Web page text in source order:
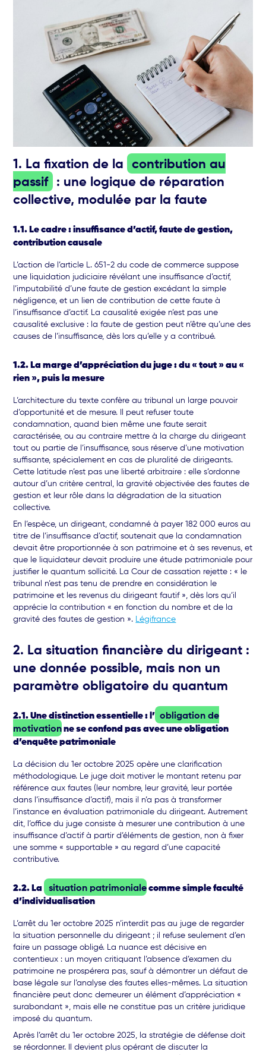
1. La fixation de la
contribution au
passif
: une logique de réparation
collective, modulée par la faute
1.1. Le cadre : insuffisance d’actif, faute de gestion,
contribution causale
L’action de l’article L. 651-2 du code de commerce suppose
une liquidation judiciaire révélant une insuffisance d’actif,
l’imputabilité d’une faute de gestion excédant la simple
négligence, et un lien de contribution de cette faute à
l’insuffisance d’actif. La causalité exigée n’est pas une
causalité exclusive : la faute de gestion peut n’être qu’une des
causes de l’insuffisance, dès lors qu’elle y a contribué.
1.2. La marge d’appréciation du juge : du « tout » au «
rien », puis la mesure
L’architecture du texte confère au tribunal un large pouvoir
d’opportunité et de mesure. Il peut refuser toute
condamnation, quand bien même une faute serait
caractérisée, ou au contraire mettre à la charge du dirigeant
tout ou partie de l’insuffisance, sous réserve d’une motivation
suffisante, spécialement en cas de pluralité de dirigeants.
Cette latitude n’est pas une liberté arbitraire : elle s’ordonne
autour d’un critère central, la gravité objectivée des fautes de
gestion et leur rôle dans la dégradation de la situation
collective.
En l’espèce, un dirigeant, condamné à payer 182 000 euros au
titre de l’insuffisance d’actif, soutenait que la condamnation
devait être proportionnée à son patrimoine et à ses revenus, et
que le liquidateur devait produire une étude patrimoniale pour
justifier le quantum sollicité. La Cour de cassation rejette : « le
tribunal n’est pas tenu de prendre en considération le
patrimoine et les revenus du dirigeant fautif », dès lors qu’il
apprécie la contribution « en fonction du nombre et de la
gravité des fautes de gestion ».
Légifrance
2. La situation financière du dirigeant :
une donnée possible, mais non un
paramètre obligatoire du quantum
2.1. Une distinction essentielle : l’ obligation de
motivationne se confond pas avec une obligation
d’enquête patrimoniale
La décision du 1er octobre 2025 opère une clarification
méthodologique. Le juge doit motiver le montant retenu par
référence aux fautes (leur nombre, leur gravité, leur portée
dans l’insuffisance d’actif), mais il n’a pas à transformer
l’instance en évaluation patrimoniale du dirigeant. Autrement
dit, l’office du juge consiste à mesurer une contribution à une
insuffisance d’actif à partir d’éléments de gestion, non à fixer
une somme « supportable » au regard d’une capacité
contributive.
2.2. La situation patrimonialecomme simple faculté
d’individualisation
L’arrêt du 1er octobre 2025 n’interdit pas au juge de regarder
la situation personnelle du dirigeant ; il refuse seulement d’en
faire un passage obligé. La nuance est décisive en
contentieux : un moyen critiquant l’absence d’examen du
patrimoine ne prospérera pas, sauf à démontrer un défaut de
base légale sur l’analyse des fautes elles-mêmes. La situation
financière peut donc demeurer un élément d’appréciation «
surabondant », mais elle ne constitue pas un critère juridique
imposé du quantum.
Après l’arrêt du 1er octobre 2025, la stratégie de défense doit
se réordonner. Il devient plus opérant de discuter la